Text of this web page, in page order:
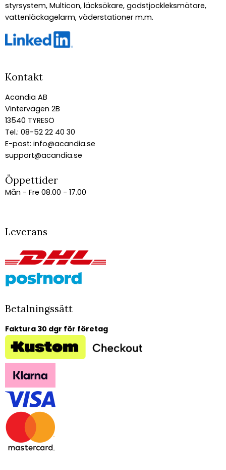
styrsystem, Multicon, läcksökare, godstjockleksmätare,
vattenläckagelarm, väderstationer m.m.
Kontakt
Acandia AB
Vintervägen 2B
13540 TYRESÖ
Tel.: 08-52 22 40 30
E-post: info@acandia.se
support@acandia.se
Öppettider
Mån - Fre 08.00 - 17.00
Leverans
Betalningssätt
Faktura 30 dgr för företag